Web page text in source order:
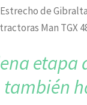
de
Man TGX
etapa
también